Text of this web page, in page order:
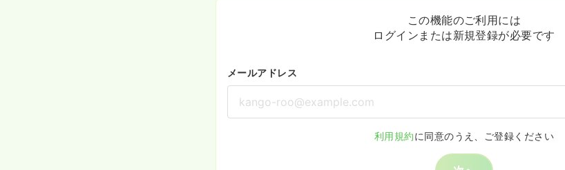
この機能のご利用には
ログインまたは新規登録が必要です
メールアドレス
利用規約に同意のうえ、ご登録ください